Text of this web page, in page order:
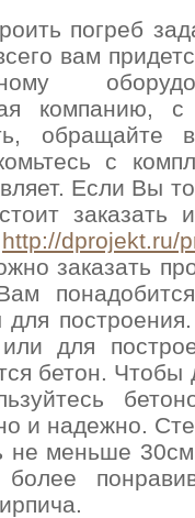
погреб
вам
компанию,
обращайте
с
Если Вы
заказать
http://dprojekt.ru/
заказать
для
бетон. Чтобы
и надежно.
не меньше